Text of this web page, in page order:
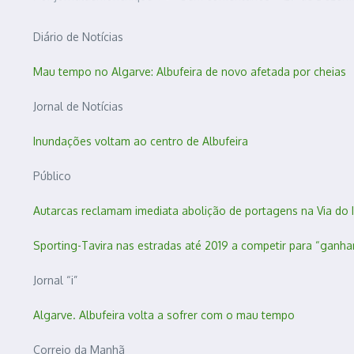
Diário de Notícias
Mau tempo no Algarve: Albufeira de novo afetada por cheias
Jornal de Notícias
Inundações voltam ao centro de Albufeira
Público
Autarcas reclamam imediata abolição de portagens na Via do
Sporting-Tavira nas estradas até 2019 a competir para
Jornal “i”
Algarve. Albufeira volta a sofrer com o mau tempo
Correio da Manhã